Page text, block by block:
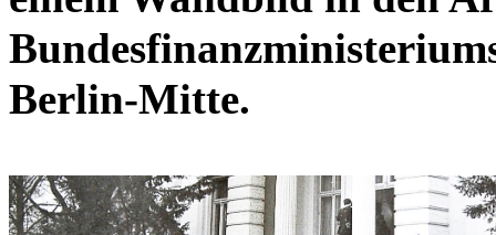
Berlin-Mitte.